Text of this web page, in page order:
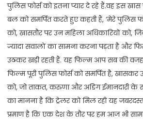
पुलिस फोर्स को इतना प्यार दे रहे हैं.वह इस
बल को समर्पित करते हुए कहती हैं, ‘मेरे पुलिस
को, खासतौर पर उन महिला अधिकारियों को,
ज्यादा सवालों का सामना करना पड़ता है और
उठकर खड़ी रहती हैं. यह फिल्म आप सब की
फिल्म पूरी पुलिस फोर्स को समर्पित है, खासकर
को, जो ताकत, करुणा और अडिग ईमानदारी के
का मानना है कि ट्रेलर को मिल रही यह जबरदस्त
प्रमाण है कि एक देश के तौर पर हम आज भी